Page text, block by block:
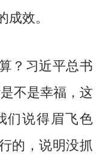
效。
习近平总书
不是幸福，这
们说得眉飞色
的，说明没抓